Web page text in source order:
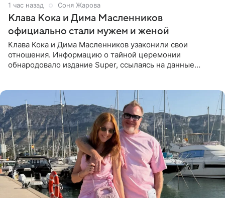
1 час назад Соня Жарова
Клава Кока и Дима Масленников
официально стали мужем и женой
Клава Кока и Дима Масленников узаконили свои
отношения. Информацию о тайной церемонии
обнародовало издание Super, ссылаясь на данные